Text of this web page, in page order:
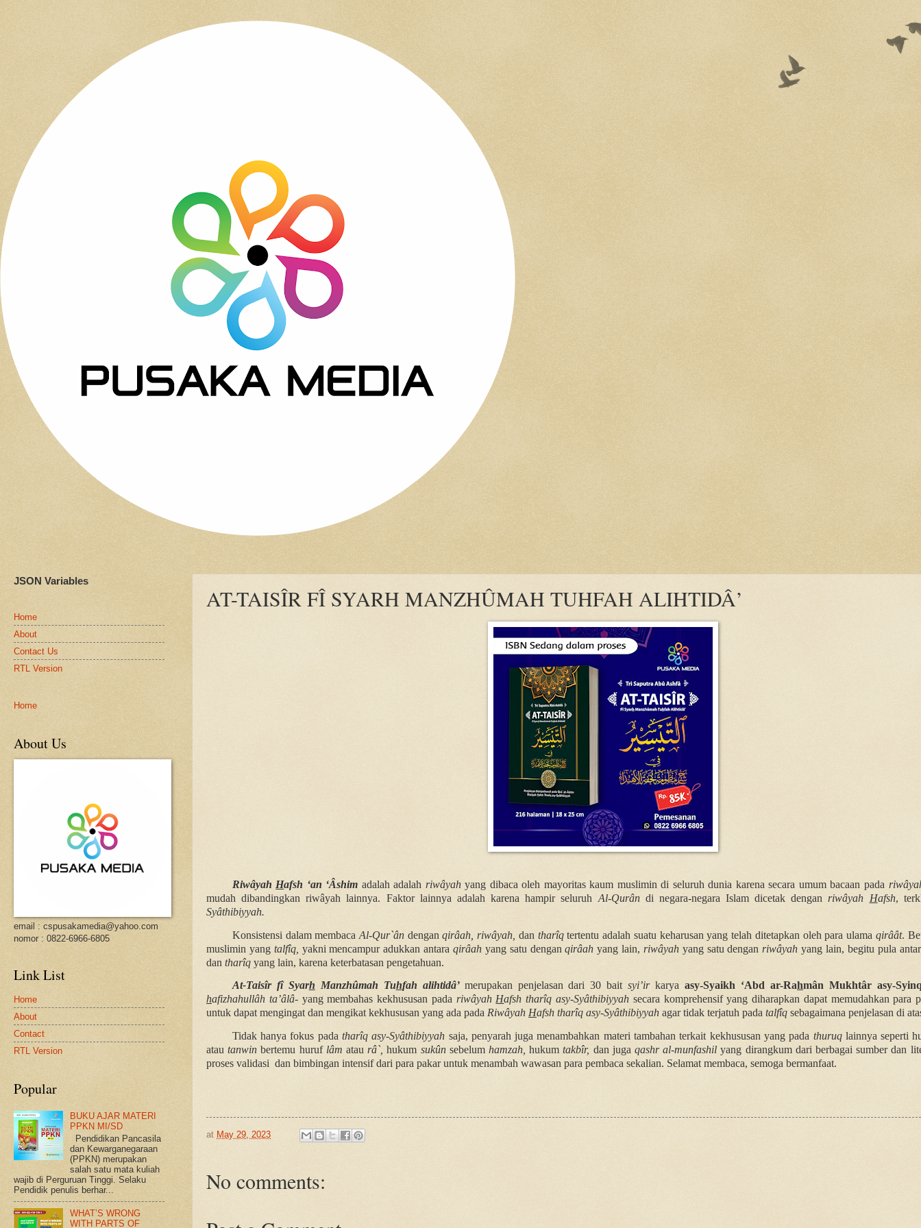
AT-TAISÎR FÎ SYARH MANZHÛMAH TUHFAH ALIHTIDÂ’
Riwâyah Hafsh ‘an ‘Âshim adalah adalah riwâyahyang dibaca oleh mayoritas kaum muslimin di seluruh dunia karena secara umum bacaan pada
mudah dibandingkan riwâyah lainnya. Faktor lainnya adalah karena hampir seluruh Al-Qurân di negara-negara Islam dicetak denganriwâyah Hafsh,
Syâthibiyyah.
Konsistensi dalam membaca Al-Qur`ân denganqirâah, riwâyah, dan tharîq tertentu adalah suatu keharusan yang telah ditetapkan oleh para ulama qirâât.
muslimin yang talfîq, yakni mencampur adukkan antara qirâah yang satu denganqirâahyang lain, riwâyah yang satu dengan riwâyahyang lain, begitu pula
dan tharîq yang lain, karena keterbatasan pengetahuan.
At-Taisîr fî Syarh Manzhûmah Tuhfah alihtidâ’ merupakan penjelasan dari 30 baitsyi’irkaryaasy-Syaikh ‘Abd ar-Rahmân Mukhtâr asy-
hafizhahullâh ta’âlâ-yang membahas kekhususan pada riwâyah Hafsh tharîq asy-Syâthibiyyah secara komprehensif yang diharapkan dapat memudahkan para
untuk dapat mengingat dan mengikat kekhususan yang ada pada Riwâyah Hafsh tharîq asy-Syâthibiyyah agar tidak terjatuh pada talfîq sebagaimana penjelasan di
Tidak hanya fokus pada tharîq asy-Syâthibiyyah saja, penyarah juga menambahkan materi tambahan terkait kekhususan yang pada thuruq lainnya seperti
atautanwinbertemu huruf lâmatau râ`, hukum sukûn sebelumhamzah,hukum takbîr, dan jugaqashr al-munfashilyang dirangkum dari berbagai sumber dan
proses validasi dan bimbingan intensif dari para pakar untuk menambah wawasan para pembaca sekalian. Selamat membaca, semoga bermanfaat.
at May 29, 2023
No comments:
JSON Variables
Home
About
Contact Us
RTL Version
Home
About Us
email : cspusakamedia@yahoo.com
nomor : 0822-6966-6805
Link List
Home
About
Contact
RTL Version
Popular
BUKU AJAR MATERI
PPKN MI/SD
Pendidikan Pancasila
dan Kewarganegaraan
(PPKN) merupakan
salah satu mata kuliah
wajib di Perguruan Tinggi. Selaku
Pendidik penulis berhar...
WHAT’S WRONG
WITH PARTS OF